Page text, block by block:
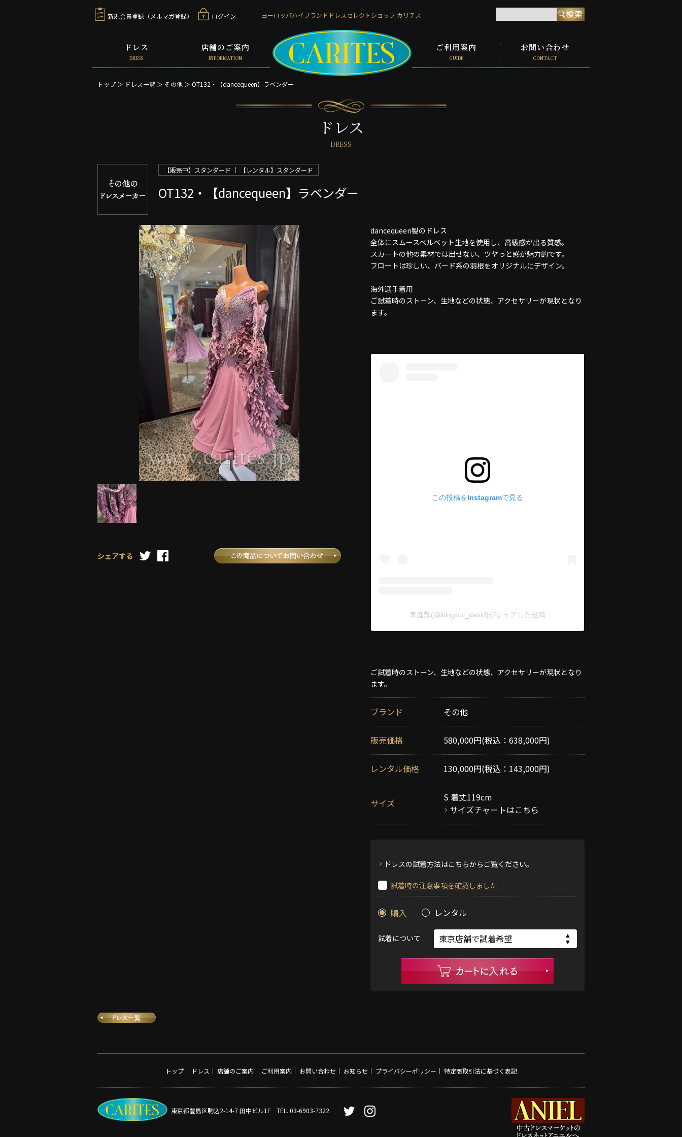
ヨーロッパハイブランド ドレスセレクトショップ カリテス
ドレス
DRESS
店舗のご案内
INFORMATION
ご利用案内
GUIDE
お問い合わせ
CONTACT
新規会員登録（メルマガ登録） ログイン
トップ ＞ ドレス一覧 ＞ その他 ＞ OT132・【dancequeen】ラベンダー
ドレス
DRESS
【販売中】スタンダード ｜ 【レンタル】スタンダード
OT132・【dancequeen】ラベンダー
シェアする
dancequeen製のドレス
全体にスムースベルベット生地を使用し、高級感が出る質感。
スカートの他の素材では出せない、ツヤっと感が魅力的です。
フロートは珍しい、バード系の羽根をオリジナルにデザイン。
海外選手着用
ご試着時のストーン、生地などの状態、アクセサリーが現状となり
ます。
この投稿をInstagramで見る
李庭辉(@litinghui_david)がシェアした投稿
ご試着時のストーン、生地などの状態、アクセサリーが現状となり
ます。
ブランド その他
販売価格 580,000円(税込：638,000円)
レンタル価格 130,000円(税込：143,000円)
サイズ
S 着丈119cm
サイズチャートはこちら
ドレスの試着方法はこちらからご覧ください。
試着時の注意事項を確認しました
購入 レンタル
試着について
トップ｜ ドレス ｜ 店舗のご案内｜ ご利用案内｜ お問い合わせ｜ お知らせ｜ プライバシーポリシー ｜ 特定商取引法に基づく表記
東京都豊島区駒込2-14-7 田中ビル1F TEL. 03-6903-7322